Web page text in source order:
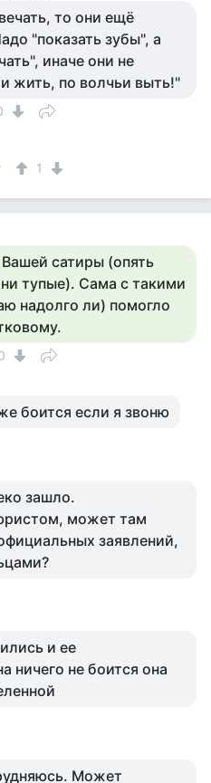
то они ещё
"показать зубы", а
иначе они не
жить, по волчьи выть!"
1
сатиры (опять
тупые). Сама с такими
надолго ли) помогло
боится если я звоню
зашло.
может там
заявлений,
и ее
ничего не боится она
Может